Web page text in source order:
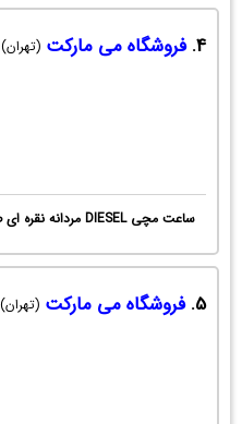
4. فروشگاه می مارکت (تهران)
ساعت مچی DIESEL مردانه نقره ای صفحه مشکی مدل U700
5. فروشگاه می مارکت (تهران)